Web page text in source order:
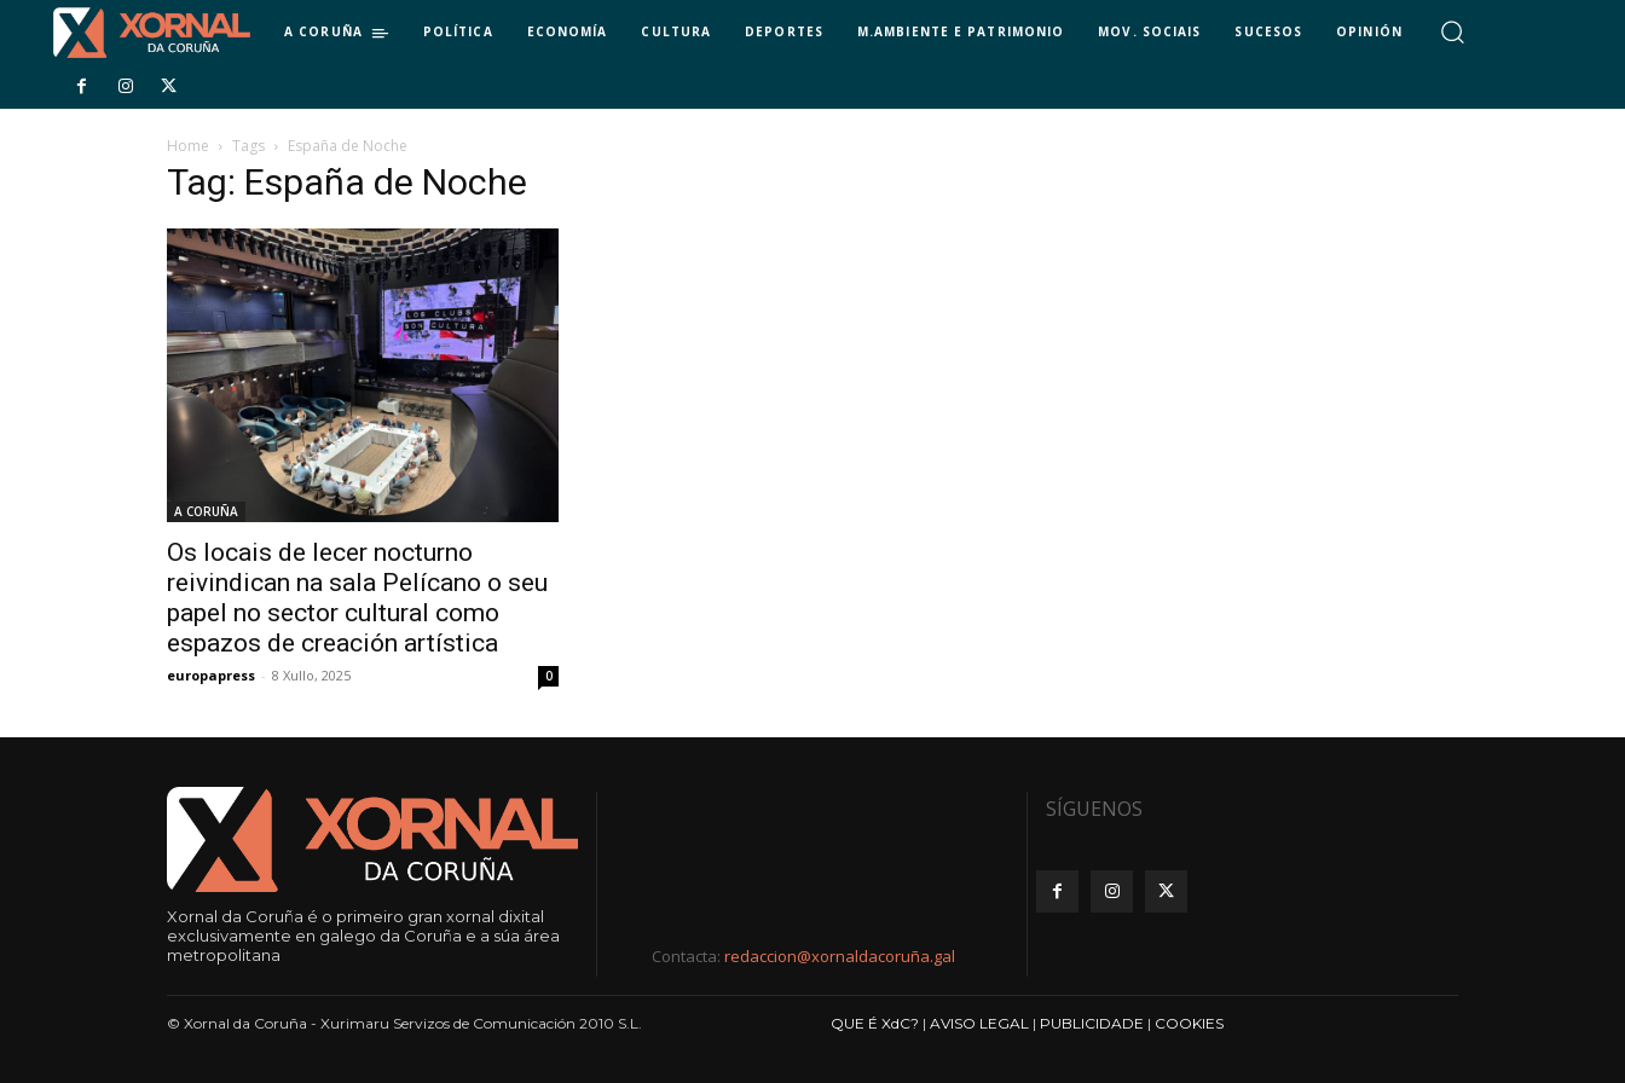
A CORUÑA POLÍTICA ECONOMÍA CULTURA DEPORTES M.AMBIENTE E PATRIMONIO MOV. SOCIAIS SUCESOS OPINIÓN
Home Tags España de Noche
Tag: España de Noche
A CORUÑA
Os locais de lecer nocturno
reivindican na sala Pelícano o seu
papel no sector cultural como
espazos de creación artística
europapress - 8 Xullo, 2025 0
Xornal da Coruña é o primeiro gran xornal dixital
exclusivamente en galego da Coruña e a súa área
metropolitana
Contacta: redaccion@xornaldacoruña.gal
SÍGUENOS
© Xornal da Coruña - Xurimaru Servizos de Comunicación 2010 S.L. QUE É XdC? | AVISO LEGAL | PUBLICIDADE | COOKIES